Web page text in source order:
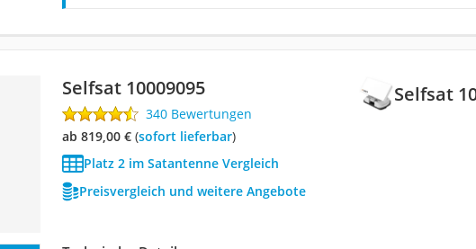
Selfsat
Selfsat 10009095
340 Bewertungen
ab 819,00 €( Sofort lieferbar)
Platz 2 im Satantenne Vergleich
Preisvergleich und weitere Angebote